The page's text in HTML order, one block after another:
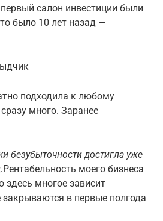
салон инвестиции были
было 10 лет назад —
подходила к любому
много. Заранее
безубыточности достигла уже
Рентабельность моего бизнеса
здесь многое зависит
в первые полгода